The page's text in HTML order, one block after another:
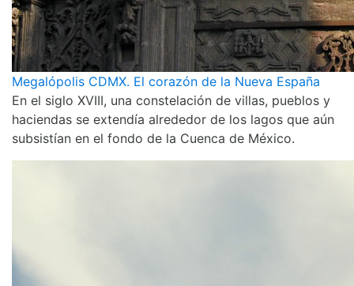
Megalópolis CDMX. El corazón de la Nueva España
En el siglo XVIII, una constelación de villas, pueblos y
haciendas se extendía alrededor de los lagos que aún
subsistían en el fondo de la Cuenca de México.